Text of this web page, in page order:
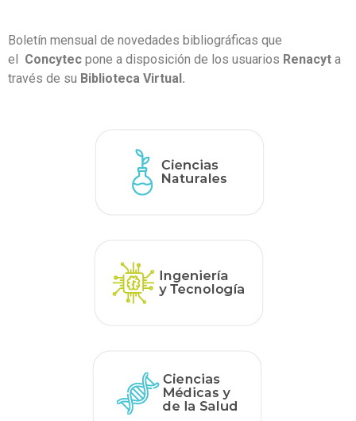
Boletín mensual de novedades bibliográficas que
el Concytec pone a disposición de los usuarios Renacyt a
través de su Biblioteca Virtual.